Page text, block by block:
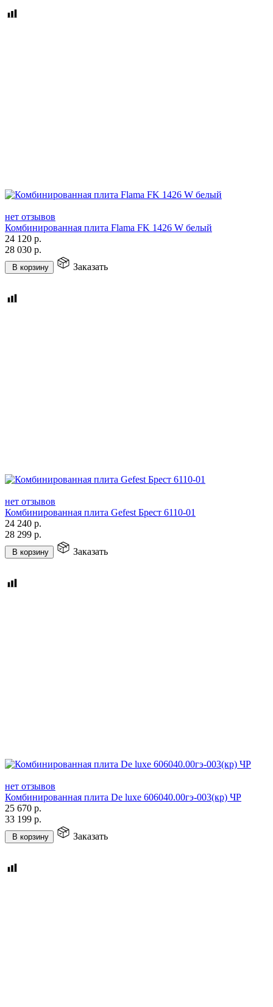
нет отзывов
Комбинированная плита Flama FK 1426 W белый
24 120 р.
28 030 р.
В корзину Заказать
нет отзывов
Комбинированная плита Gefest Брест 6110-01
24 240 р.
28 299 р.
В корзину Заказать
нет отзывов
Комбинированная плита De luxe 606040.00гэ-003(кр) ЧР
25 670 р.
33 199 р.
В корзину Заказать